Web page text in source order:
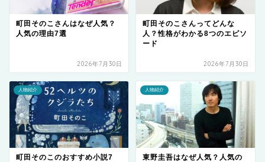
町田そのこさんはなぜ人気？
人気の理由7選
2026年7月30日
町田そのこさんってどんな
人？性格がわかる8つのエピソ
ード
2026年7月30日
人物紹介
町田そのこのおすすめ小説7
人物紹介
東野圭吾はなぜ人気？人気の